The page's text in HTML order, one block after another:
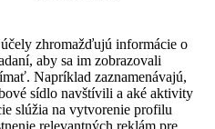
zhromažďujú informácie o
aby sa im zobrazovali
Napríklad zaznamenávajú,
sídlo navštívili a aké aktivity
slúžia na vytvorenie profilu